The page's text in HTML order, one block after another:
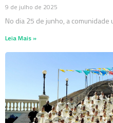
9 de julho de 2025
No dia 25 de junho, a
Leia Mais »